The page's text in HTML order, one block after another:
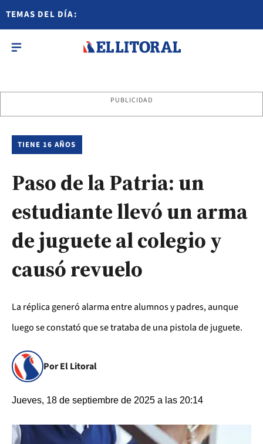
TEMAS DEL DÍA:
PUBLICIDAD
TIENE 16 AÑOS
Paso de la Patria: un
estudiante llevó un arma
de juguete al colegio y
causó revuelo
La réplica generó alarma entre alumnos y padres, aunque
luego se constató que se trataba de una pistola de juguete.
Por El Litoral
Jueves, 18 de septiembre de 2025 a las 20:14